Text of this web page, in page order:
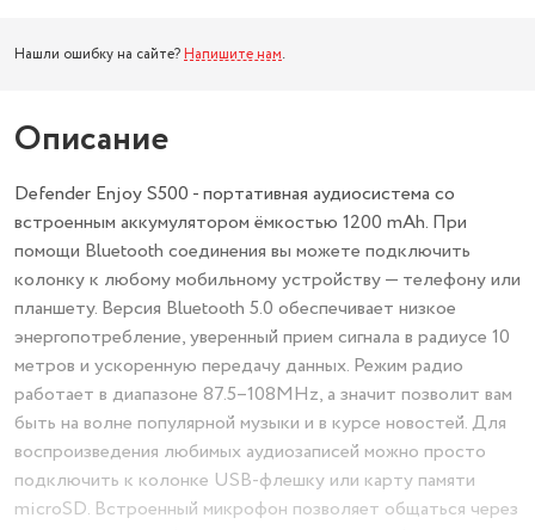
Нашли ошибку на сайте? Напишите нам.
Описание
Defender Enjoy S500 - портативная аудиосистема со
встроенным аккумулятором ёмкостью 1200 mAh. При
помощи Bluetooth соединения вы можете подключить
колонку к любому мобильному устройству — телефону или
планшету. Версия Bluetooth 5.0 обеспечивает низкое
энергопотребление, уверенный прием сигнала в радиусе 10
метров и ускоренную передачу данных. Режим радио
работает в диапазоне 87.5–108MHz, а значит позволит вам
быть на волне популярной музыки и в курсе новостей. Для
воспроизведения любимых аудиозаписей можно просто
подключить к колонке USB-флешку или карту памяти
microSD. Встроенный микрофон позволяет общаться через